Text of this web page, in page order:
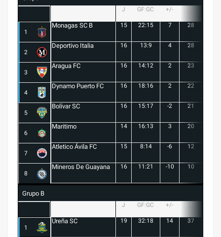
J GF:GC +/-
1
Monagas SC B 15 22:15 7 28
2
Deportivo Italia 16 13:9 4 28
3
Aragua FC 16 14:12 2 23
4
Dynamo Puerto FC 16 18:16 2 22
5
Bolívar SC 16 15:17 -2 21
6
Maritimo 14 16:13 3 20
7
Atletico Ávila FC 15 8:14 -6 12
8
Mineros De Guayana 16 11:21 -10 10
Grupo B
J GF:GC +/-
1
Ureña SC 19 32:18 14 37